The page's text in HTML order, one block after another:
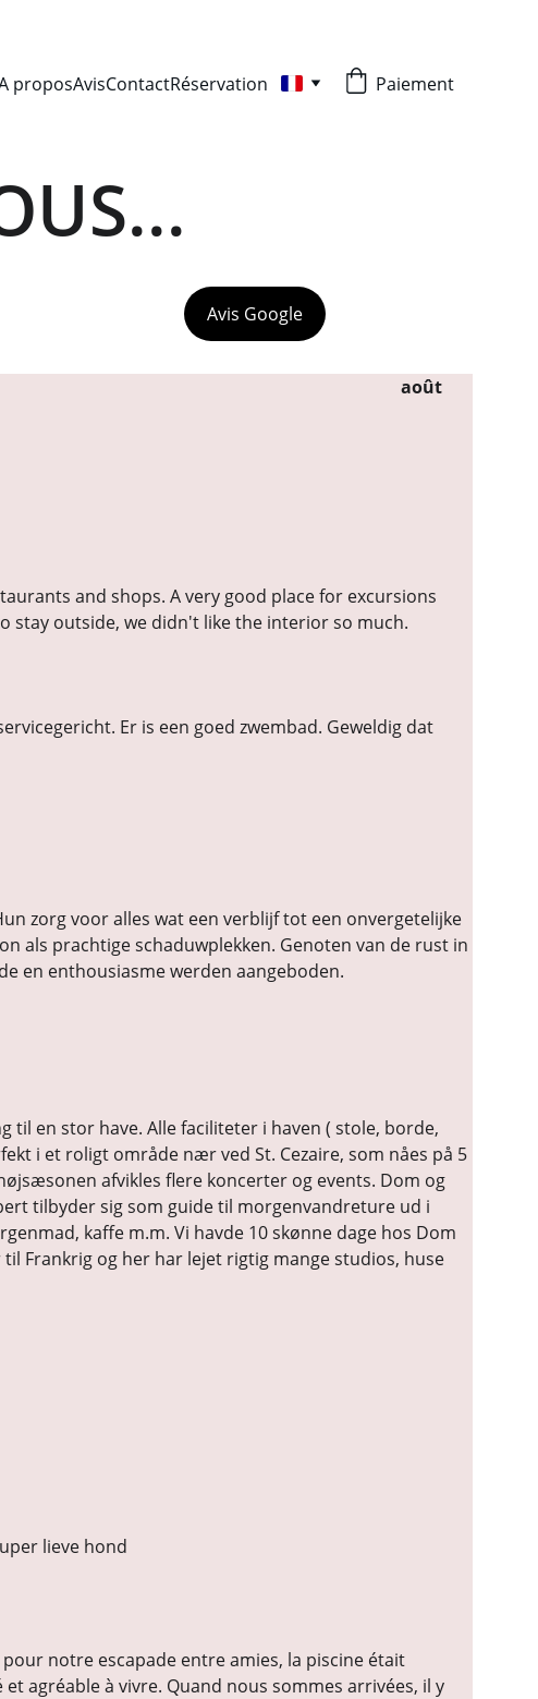
proposAvisContactRéservation Paiement
août
and shops. A very good place for excursions
stay outside, we didn't like the interior so much.
Er is een goed zwembad. Geweldig dat
zorg voor alles wat een verblijf tot een onvergetelijke
als prachtige schaduwplekken. Genoten van de rust in
en enthousiasme werden aangeboden.
til en stor have. Alle faciliteter i haven ( stole, borde,
i et roligt område nær ved St. Cezaire, som nåes på 5
afvikles flere koncerter og events. Dom og
tilbyder sig som guide til morgenvandreture ud i
kaffe m.m. Vi havde 10 skønne dage hos Dom
Frankrig og her har lejet rigtig mange studios, huse
lieve hond
notre escapade entre amies, la piscine était
agréable à vivre. Quand nous sommes arrivées, il y
Avis Google